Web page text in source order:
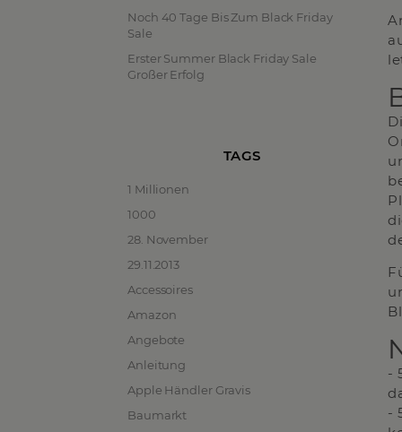
-
-
Noch 40 Tage Bis Zum Black Friday
Sale
Erster Summer Black Friday Sale
Großer Erfolg
TAGS
1 Millionen
1000
28. November
29.11.2013
Accessoires
Amazon
Angebote
Anleitung
Apple Händler Gravis
Baumarkt